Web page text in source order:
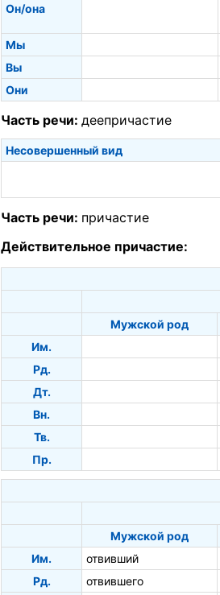
Он/она
Мы
Вы
Они
Часть речи: деепричастие
Несовершенный вид
Часть речи: причастие
Действительное причастие:
Мужской род
Им.
Рд.
Дт.
Вн.
Тв.
Пр.
Мужской род
Им.
отвивший
Рд.
отвившего